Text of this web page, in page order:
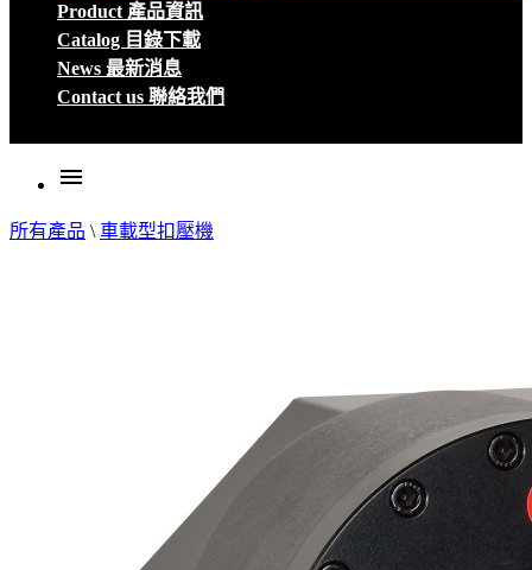
Product 產品資訊
Catalog 目錄下載
News 最新消息
Contact us 聯絡我們
menu
所有產品 \ 車載型扣壓機